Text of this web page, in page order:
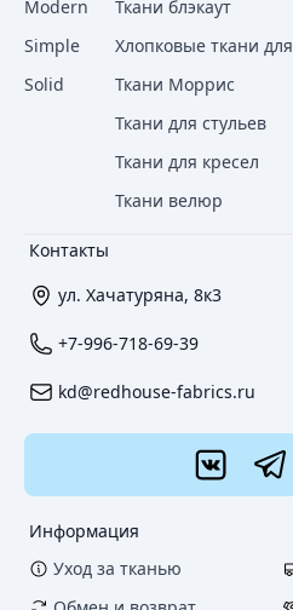
Контакты
ул. Хачатуряна, 8к3
+7-996-718-69-39
kd@redhouse-fabrics.ru
Modern
Simple
Solid
Ткани блэкаут
Ткани Моррис
Ткани для стульев
Ткани для кресел
Ткани велюр
Информация
Уход за тканью